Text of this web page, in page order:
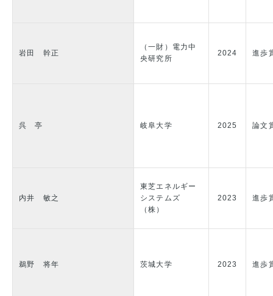
岩田 幹正
（一財）電力中
央研究所
2024 進歩
呉 亭 岐阜大学 2025 論文
内井 敏之
東芝エネルギー
システムズ
（株）
2023 進歩
鵜野 将年 茨城大学 2023 進歩